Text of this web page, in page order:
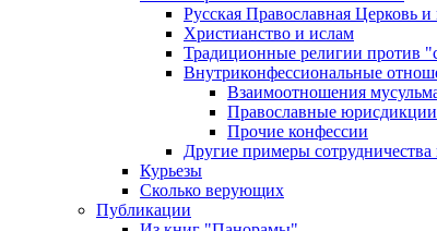
Русская Православная Церковь и
Христианство и ислам
Традиционные религии против
Внутриконфессиональные
Взаимоотношения
Православные юрисдикции
Прочие конфессии
Другие примеры
Курьезы
Сколько верующих
Публикации